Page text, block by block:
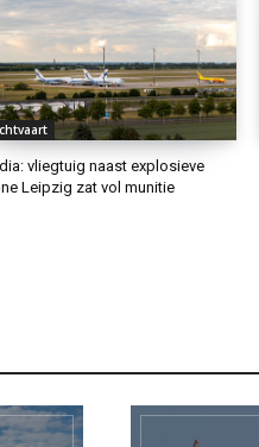
vliegtuig naast explosieve
Leipzig zat vol munitie